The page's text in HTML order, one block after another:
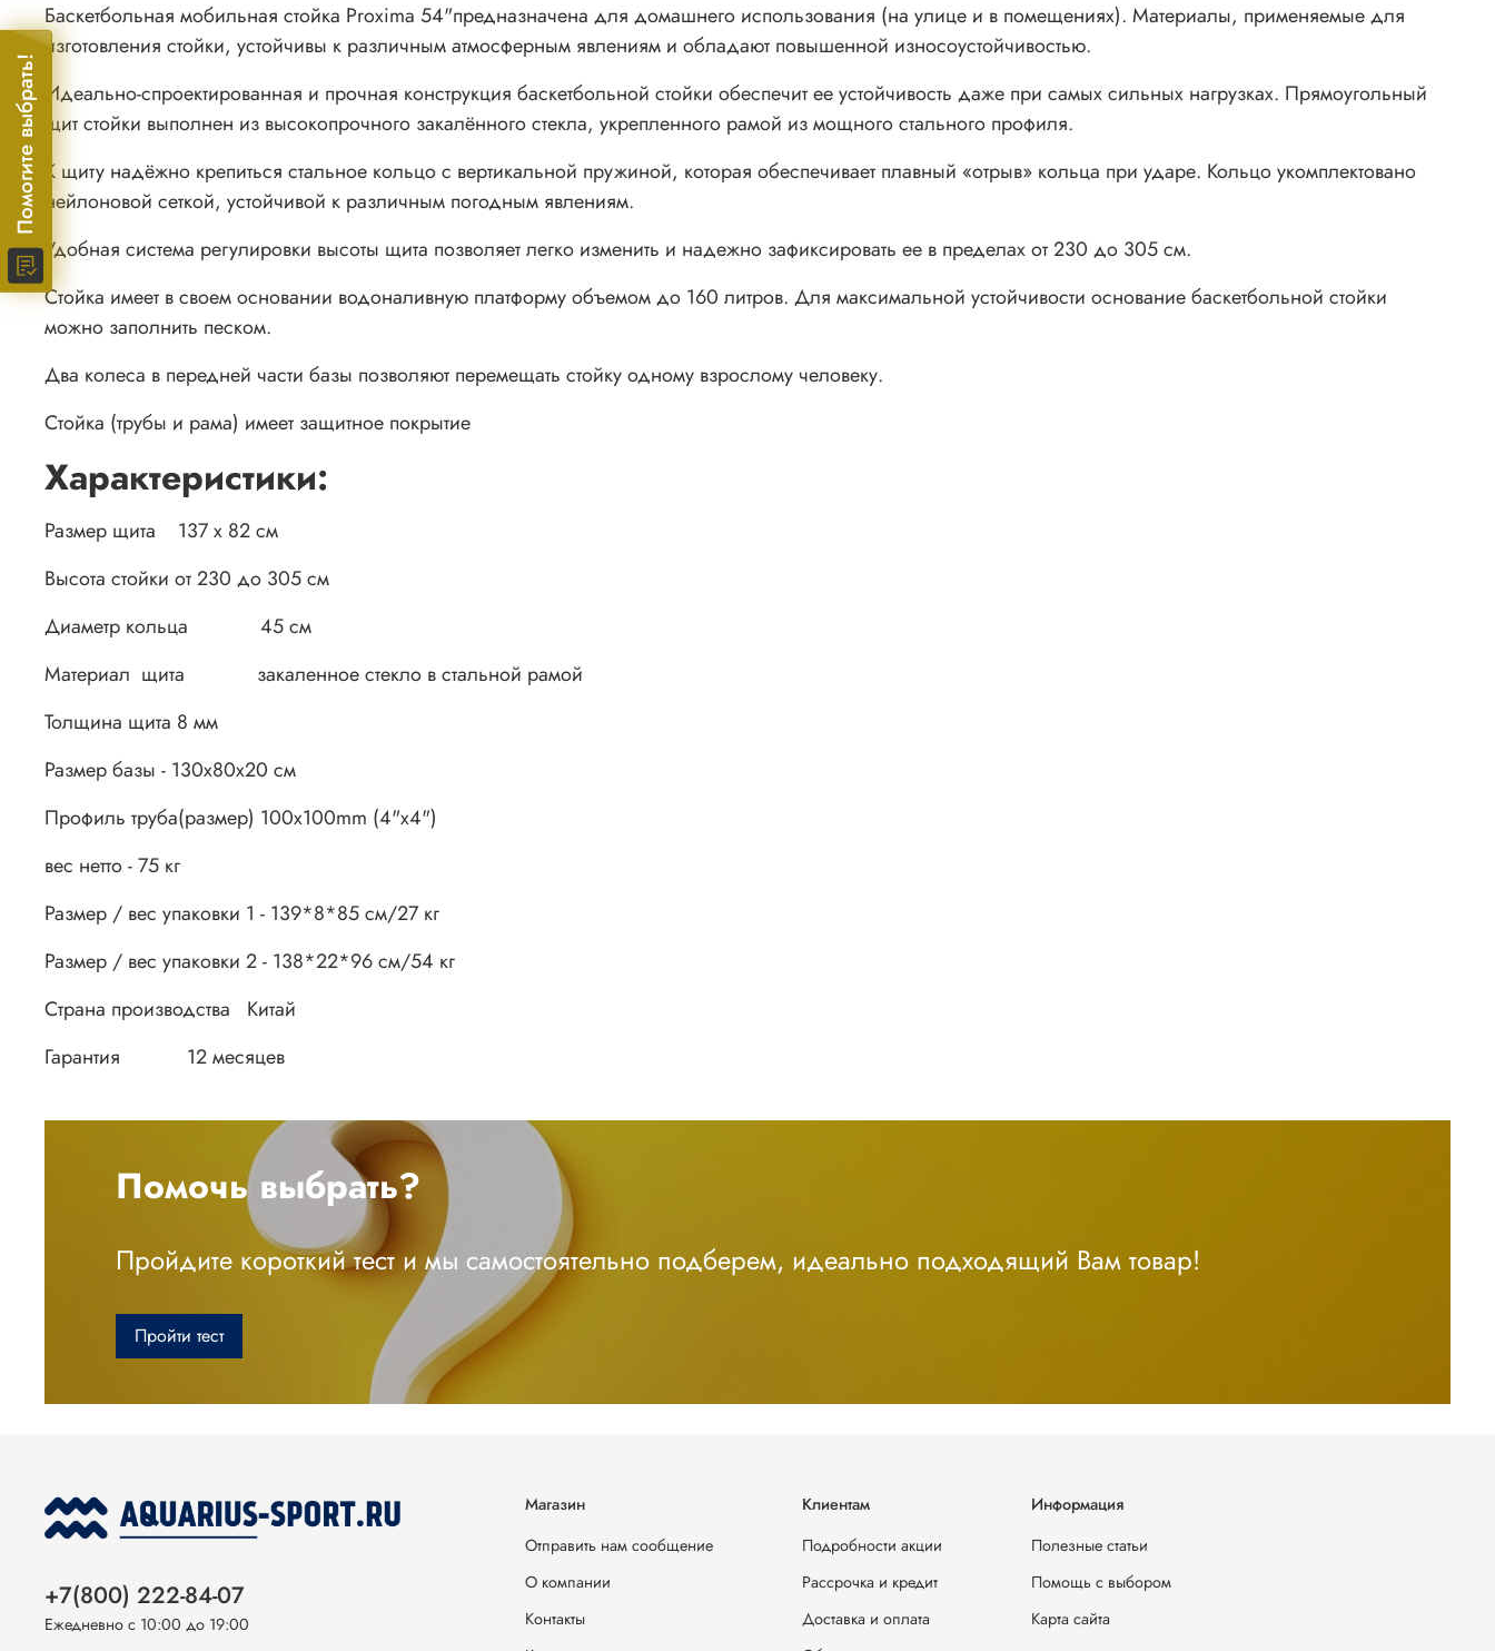
Помогите выбрать!
Баскетбольная мобильная стойка Proxima 54"предназначена для домашнего использования (на улице и в помещениях). Материалы, применяемые для
изготовления стойки, устойчивы к различным атмосферным явлениям и обладают повышенной износоустойчивостью.
Идеально-спроектированная и прочная конструкция баскетбольной стойки обеспечит ее устойчивость даже при самых сильных нагрузках. Прямоугольный
щит стойки выполнен из высокопрочного закалённого стекла, укрепленного рамой из мощного стального профиля.
К щиту надёжно крепиться стальное кольцо с вертикальной пружиной, которая обеспечивает плавный «отрыв» кольца при ударе. Кольцо укомплектовано
нейлоновой сеткой, устойчивой к различным погодным явлениям.
Удобная система регулировки высоты щита позволяет легко изменить и надежно зафиксировать ее в пределах от 230 до 305 см.
Стойка имеет в своем основании водоналивную платформу объемом до 160 литров. Для максимальной устойчивости основание баскетбольной стойки
можно заполнить песком.
Два колеса в передней части базы позволяют перемещать стойку одному взрослому человеку.
Стойка (трубы и рама) имеет защитное покрытие
Характеристики:
Размер щита 137 х 82 см
Высота стойки от 230 до 305 см
Диаметр кольца 45 см
Материал щита закаленное стекло в стальной рамой
Толщина щита 8 мм
Размер базы - 130x80x20 см
Профиль труба(размер) 100x100mm (4"x4")
вес нетто - 75 кг
Размер / вес упаковки 1 - 139*8*85 см/27 кг
Размер / вес упаковки 2 - 138*22*96 см/54 кг
Страна производства Китай
Гарантия 12 месяцев
Помочь выбрать?
Пройдите короткий тест и мы самостоятельно подберем, идеально подходящий Вам товар!
Пройти тест
Магазин
Отправить нам сообщение
О компании
Контакты
Клиентам
Подробности акции
Рассрочка и кредит
Доставка и оплата
Информация
Полезные статьи
Помощь с выбором
Карта сайта
+7(800) 222-84-07
Ежедневно с 10:00 до 19:00